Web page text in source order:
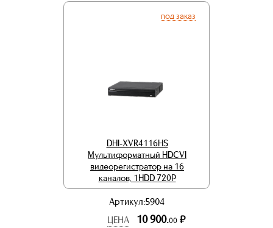
под заказ
DHI-XVR4116HS
Мультиформатный HDCVI
видеорегистратор на 16
каналов, 1HDD 720Р
Артикул:5904
ЦЕНА
10 900.00 р.